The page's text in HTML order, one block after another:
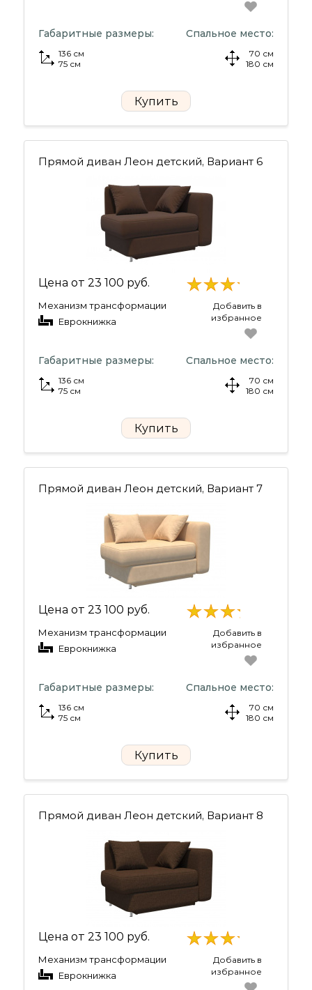
Габаритные размеры:
136 см
75 см
Спальное место:
70 см
180 см
Купить
Прямой диван Леон детский, Вариант 6
Цена от 23 100 руб.
Механизм трансформации
Еврокнижка
Добавить в
избранное
Габаритные размеры:
136 см
75 см
Спальное место:
70 см
180 см
Купить
Прямой диван Леон детский, Вариант 7
Цена от 23 100 руб.
Механизм трансформации
Еврокнижка
Добавить в
избранное
Габаритные размеры:
136 см
75 см
Спальное место:
70 см
180 см
Купить
Прямой диван Леон детский, Вариант 8
Цена от 23 100 руб.
Механизм трансформации
Еврокнижка
Добавить в
избранное